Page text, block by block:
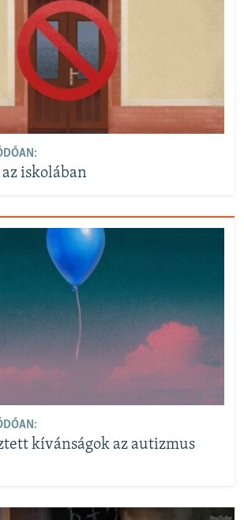
720p 1080p
iskolában
kívánságok az autizmus